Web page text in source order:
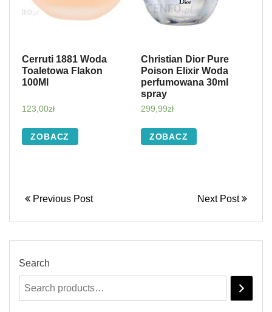
Cerruti 1881 Woda
Toaletowa Flakon
100Ml
123,00zł
ZOBACZ
Christian Dior Pure
Poison Elixir Woda
perfumowana 30ml
spray
299,99zł
ZOBACZ
Previous Post Next Post
Search